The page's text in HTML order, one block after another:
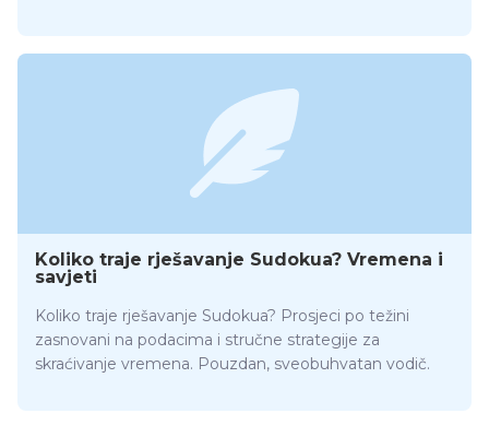
Koliko traje rješavanje Sudokua? Vremena i
savjeti
Koliko traje rješavanje Sudokua? Prosjeci po težini
zasnovani na podacima i stručne strategije za
skraćivanje vremena. Pouzdan, sveobuhvatan vodič.